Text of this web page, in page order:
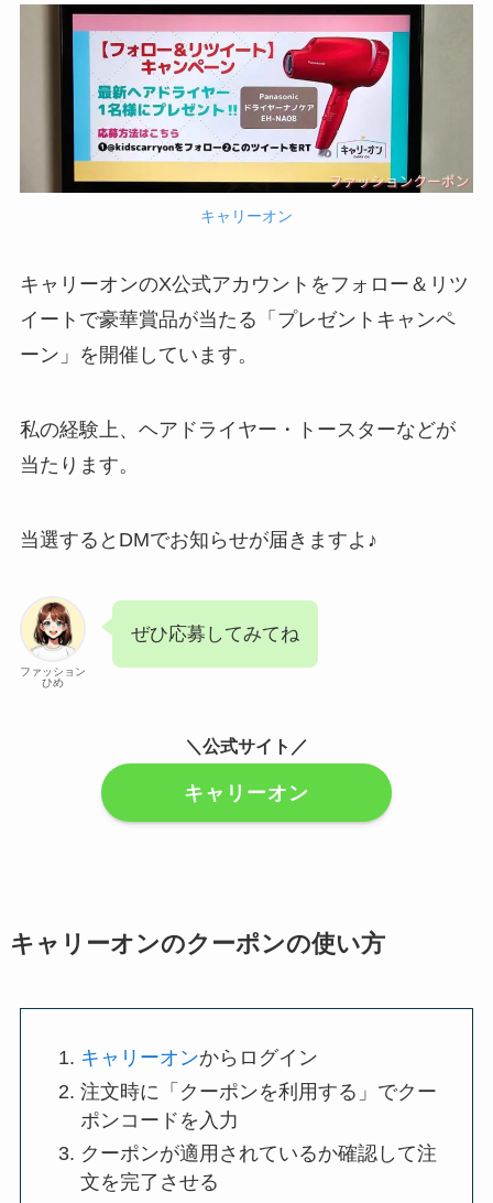
キャリーオン
キャリーオンのX公式アカウントをフォロー＆リツ
イートで豪華賞品が当たる「プレゼントキャンペ
ーン」を開催しています。
私の経験上、ヘアドライヤー・トースターなどが
当たります。
当選するとDMでお知らせが届きますよ♪
ファッション
ひめ
ぜひ応募してみてね
＼公式サイト／
キャリーオン
キャリーオンのクーポンの使い方
キャリーオンからログイン
注文時に「クーポンを利用する」でクー
ポンコードを入力
クーポンが適用されているか確認して注
文を完了させる